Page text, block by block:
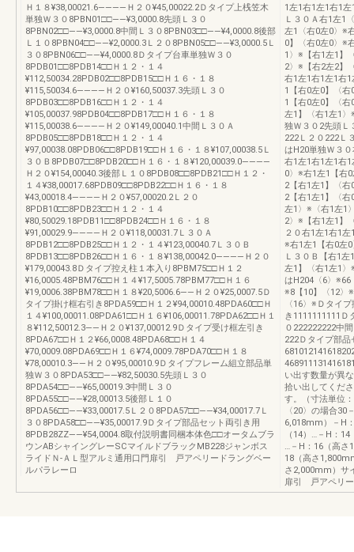
Ｈ１８¥38,00021.6――――Ｈ２０¥45,00022.2Ｄタイプ上桟笠木
単独Ｗ３０8PBN01□□――¥3,0000.8先頭Ｌ３０
8PBN02□□――¥3,0000.8中間Ｌ３０8PBN03□□――¥4,0000.8後部
Ｌ１０8PBN04□□――¥2,0000.3Ｌ２０8PBN05□□――¥3,0000.5Ｌ
３０8PBN06□□――¥4,0000.8Ｄタイプ台車単独Ｗ３０
8PDB01□□8PDB14□□Ｈ１２・１４
¥112,50034.28PDB02□□8PDB15□□Ｈ１６・１８
¥115,50034.6――――Ｈ２０¥160,50037.3先頭Ｌ３０
8PDB03□□8PDB16□□Ｈ１２・１４
¥105,00037.98PDB04□□8PDB17□□Ｈ１６・１８
¥115,00038.6――――Ｈ２０¥149,00040.1中間Ｌ３０Ａ
8PDB05□□8PDB18□□Ｈ１２・１４
¥97,00038.08PDB06□□8PDB19□□Ｈ１６・１８¥107,00038.5Ｌ
３０Ｂ8PDB07□□8PDB20□□Ｈ１６・１８¥120,00039.0――――
Ｈ２０¥154,00040.3後部Ｌ１０8PDB08□□8PDB21□□Ｈ１２・
１４¥38,00017.68PDB09□□8PDB22□□Ｈ１６・１８
¥43,00018.4――――Ｈ２０¥57,00020.2Ｌ２０
8PDB10□□8PDB23□□Ｈ１２・１４
¥80,50029.18PDB11□□8PDB24□□Ｈ１６・１８
¥91,00029.9――――Ｈ２０¥118,00031.7Ｌ３０Ａ
8PDB12□□8PDB25□□Ｈ１２・１４¥123,00040.7Ｌ３０Ｂ
8PDB13□□8PDB26□□Ｈ１６・１８¥138,00042.0――――Ｈ２０
¥179,00043.8Ｄタイプ控え柱１本入り8PBM75□□Ｈ１２
¥16,0005.48PBM76□□Ｈ１４¥17,5005.78PBM77□□Ｈ１６
¥19,0006.38PBM78□□Ｈ１８¥20,5006.6――Ｈ２０¥25,0007.5Ｄ
タイプ掛け框右引き8PDA59□□Ｈ１２¥94,00010.48PDA60□□Ｈ
１４¥100,00011.08PDA61□□Ｈ１６¥106,00011.78PDA62□□Ｈ１
８¥112,50012.3――Ｈ２０¥137,00012.9Ｄタイプ受け框左引き
8PDA67□□Ｈ１２¥66,0008.48PDA68□□Ｈ１４
¥70,0009.08PDA69□□Ｈ１６¥74,0009.78PDA70□□Ｈ１８
¥78,00010.3――Ｈ２０¥95,00010.9Ｄタイプフレーム組立部品単
独Ｗ３０8PDA53□□――¥82,50030.5先頭Ｌ３０
8PDA54□□――¥65,00019.3中間Ｌ３０
8PDA55□□――¥28,00013.5後部Ｌ１０
8PDA56□□――¥33,00017.5Ｌ２０8PDA57□□――¥34,00017.7Ｌ
３０8PDA58□□――¥35,00017.9Ｄタイプ部品セット両引き用
8PDB28ZZ――¥54,0004.8取付説明書同梱本体色□□オータムブラ
ウンABシャイングレーSCマイルドブラックMB228ジャンボス
ライドＮ‐ＡＬ型アルミ通用口門扉引 戸アペリードラングベー
ルパラレーロ
1左1右1左1右1
Ｌ３０Ａ右1左1
左1〈右0左0〉※
0】〈右0左0〉※
1〉※【右1左1】
2〉※【右2左2】
右1左1右1左1右
1【右0左0】〈
1【右0左0】〈
左1】〈右1左1
独Ｗ３０2先頭Ｌ
222Ｌ２０222Ｌ
はH20単独Ｗ３
右1左1右1左1右
0〉※右1左1【右
2【右1左1】〈
2【右1左1】〈
左1〉※〈右1左1
2〉※【右1左1】
２０右1左1右1
※右1左1【右0左
Ｌ３０Ｂ【右1
左1】〈右1左1
はH204〈6〉※66
※8【10】〈12〉
〈16〉※Ｄタイ
き1111111111Ｄ
０222222222中
222Ｄタイプ部
い出す数量が異
拾い出してくだ
す。（寸法単位
〈20〉の場合30
6,018mm）－H
（14）…－H：
…－H：16（高
18（高さ
さ2,000mm）サ
扉引 戸アペリー